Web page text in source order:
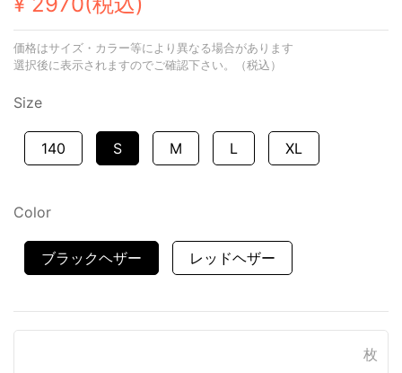
価格はサイズ・カラー等により異なる場合があります
選択後に表示されますのでご確認下さい。（税込）
Size
140 S M L XL
Color
ブラックヘザー レッドヘザー
枚